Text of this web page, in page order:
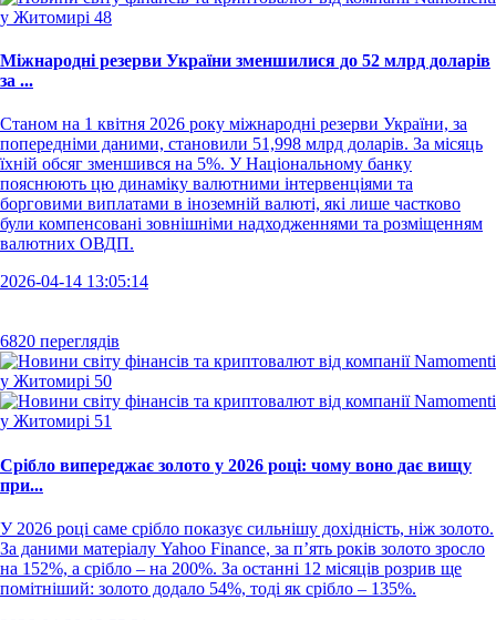
Міжнародні резерви України зменшилися до 52 млрд доларів
за ...
Станом на 1 квітня 2026 року міжнародні резерви України, за
попередніми даними, становили 51,998 млрд доларів. За місяць
їхній обсяг зменшився на 5%. У Національному банку
пояснюють цю динаміку валютними інтервенціями та
борговими виплатами в іноземній валюті, які лише частково
були компенсовані зовнішніми надходженнями та розміщенням
валютних ОВДП.
2026-04-14 13:05:14
6820 переглядів
Срібло випереджає золото у 2026 році: чому воно дає вищу
при...
У 2026 році саме срібло показує сильнішу дохідність, ніж золото.
За даними матеріалу Yahoo Finance, за п’ять років золото зросло
на 152%, а срібло – на 200%. За останні 12 місяців розрив ще
помітніший: золото додало 54%, тоді як срібло – 135%.